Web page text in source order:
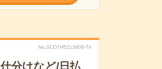
No.SCOTH5213908-T4
分けなど/日払